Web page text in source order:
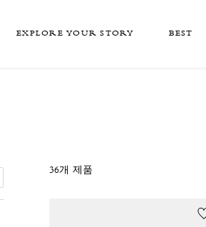
EXPLORE YOUR STORY BEST
36개 제품